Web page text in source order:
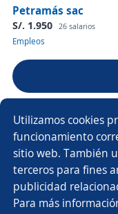
Petramás sac
S/. 1.950 26 salarios
Empleos
Ver más empresas
Utilizamos cookies
funcionamiento
sitio web. También
terceros para fines
publicidad
Para más